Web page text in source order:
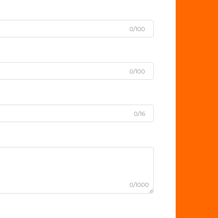
0/100
0/100
0/16
0/1000